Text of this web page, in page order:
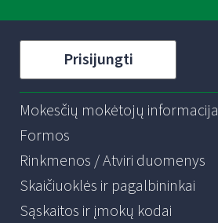
Prisijungti
Mokesčių mokėtojų informacija
Formos
Rinkmenos / Atviri duomenys
Skaičiuoklės ir pagalbininkai
Sąskaitos ir įmokų kodai